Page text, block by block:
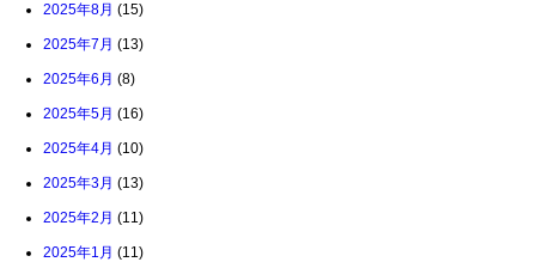
2025年8月 (15)
2025年7月 (13)
2025年6月 (8)
2025年5月 (16)
2025年4月 (10)
2025年3月 (13)
2025年2月 (11)
2025年1月 (11)